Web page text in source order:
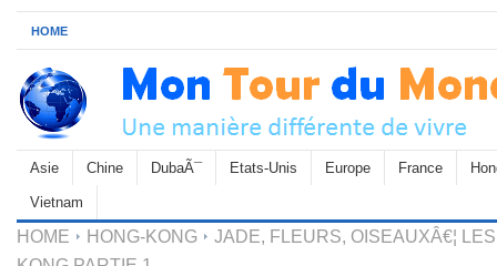
HOME
Asie Chine DubaÃ¯ Etats-Unis Europe France
Vietnam
HOME HONG-KONG
JADE, FLEURS, OISEAUXÂ€¦